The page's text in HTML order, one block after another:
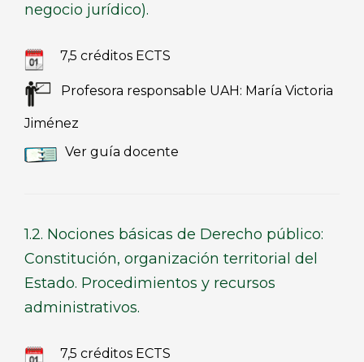
negocio jurídico).
7,5 créditos ECTS
Profesora responsable UAH: María Victoria
Jiménez
Ver guía docente
1.2. Nociones básicas de Derecho público:
Constitución, organización territorial del
Estado. Procedimientos y recursos
administrativos.
7,5 créditos ECTS